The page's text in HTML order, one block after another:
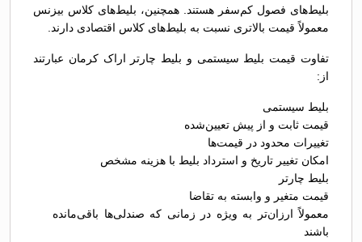
بلیط‌های فصول کم‌سفر هستند. همچنین، بلیط‌های کلاس بیزنس
معمولاً قیمت بالاتری نسبت به بلیط‌های کلاس اقتصادی دارند.
تفاوت قیمت بلیط سیستمی و بلیط چارتر اراک کرمان عبارتند
از:
بلیط سیستمی
قیمت ثابت و از پیش تعیین‌شده
تغییرات محدود در قیمت‌ها
امکان تغییر تاریخ و استرداد بلیط با هزینه مشخص
بلیط چارتر
قیمت متغیر و وابسته به تقاضا
معمولاً ارزان‌تر به ویژه در زمانی که صندلی‌ها باقی‌مانده
باشند